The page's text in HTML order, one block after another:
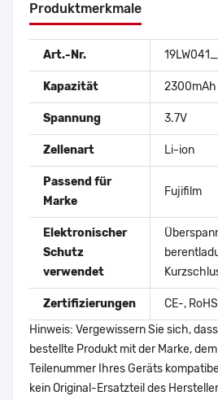
Produktmerkmale
Art.-Nr.
Kapazität 2300mAh
Spannung 3.7V
Zellenart Li-ion
Passend für
Marke
Fujifilm
Elektronischer
Schutz
verwendet
Zertifizierungen
CE-,
Hinweis: Vergewissern Sie sich,
bestellte Produkt mit der Marke,
Teilenummer Ihres Geräts
kein Original-Ersatzteil des